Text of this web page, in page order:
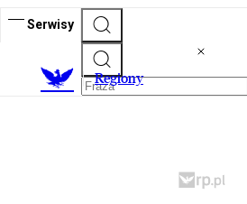
Serwisy
Regiony